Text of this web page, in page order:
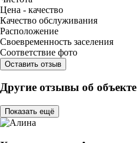
Цена - качество
Качество обслуживания
Расположение
Своевременность заселения
Соответствие фото
Оставить отзыв
Другие отзывы об объекте
Показать ещё